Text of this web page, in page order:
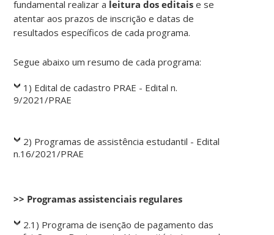
fundamental realizar a leitura dos editais e se
atentar aos prazos de inscrição e datas de
resultados específicos de cada programa.
Segue abaixo um resumo de cada programa:
1) Edital de cadastro PRAE - Edital n.
9/2021/PRAE
2) Programas de assistência estudantil - Edital
n.16/2021/PRAE
>> Programas assistenciais regulares
2.1) Programa de isenção de pagamento das